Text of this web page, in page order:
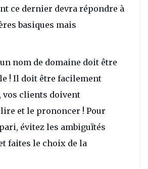
ce dernier devra répondre à
basiques mais
un nom de domaine doit être
! Il doit être facilement
vos clients doivent
et le prononcer ! Pour
évitez les ambiguïtés
faites le choix de la